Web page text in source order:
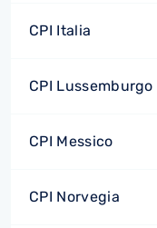
CPI Italia
CPI Lussemburgo
CPI Messico
CPI Norvegia